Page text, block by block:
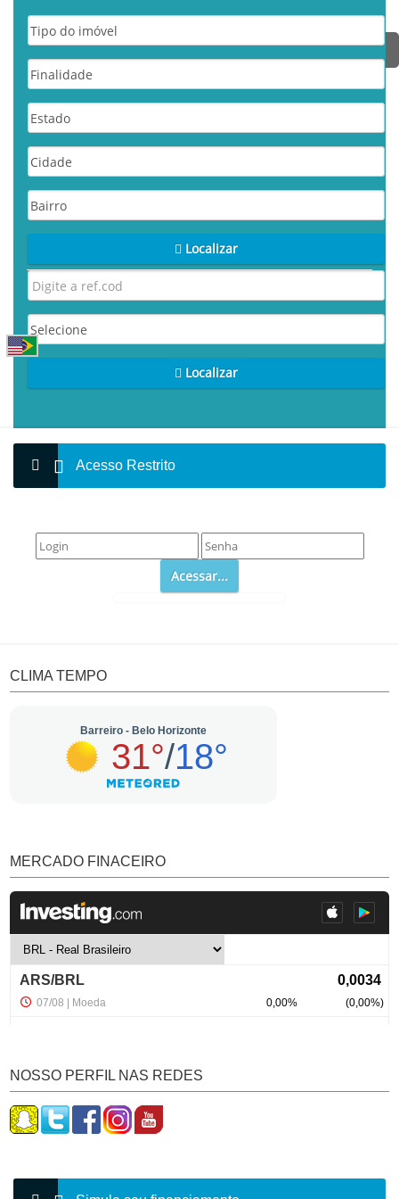
Localizar
Localizar
Acesso Restrito
CLIMA TEMPO
MERCADO FINACEIRO
NOSSO PERFIL NAS REDES